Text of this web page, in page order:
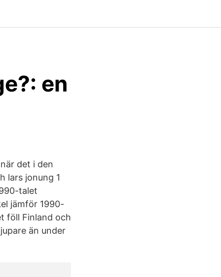
en
det i den
lars jonung 1
talet
jämför 1990-
föll Finland och
än under